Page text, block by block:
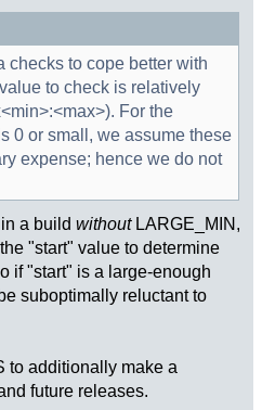
checks to cope better with
to check is relatively
For the
0 or small, we assume these
expense; hence we do not
a build withoutLARGE_MIN,
"start" value to determine
if "start" is a large-enough
suboptimally reluctant to
to additionally make a
future releases.